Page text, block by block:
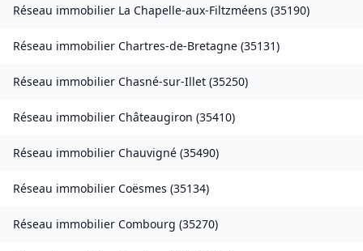
Réseau immobilier La Chapelle-aux-Filtzméens (35190)
Réseau immobilier Chartres-de-Bretagne (35131)
Réseau immobilier Chasné-sur-Illet (35250)
Réseau immobilier Châteaugiron (35410)
Réseau immobilier Chauvigné (35490)
Réseau immobilier Coësmes (35134)
Réseau immobilier Combourg (35270)